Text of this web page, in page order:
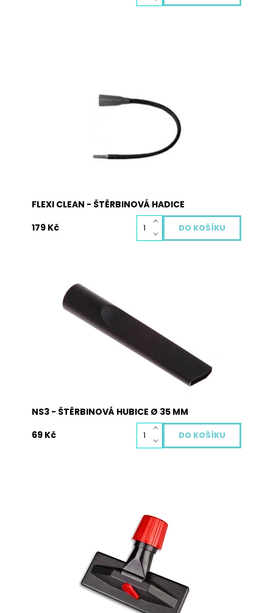
hadice. Vnitřní průměr: 27 až 38 mm
Skladem
FLEXI CLEAN - ŠTĚRBINOVÁ HADICE
179 Kč
Štěrbinový nástavec NS3 je univerzální pro
všechny druhy vysavačů s teleskopickou tyčí
vysavače o Ø 35mm kulatého tvaru.
Vyprodáno
4032
NS3 - ŠTĚRBINOVÁ HUBICE Ø 35 MM
69 Kč
Univerzální JOLLY Hubice k vysavači s lapačem
zvířecí srsti na čalounění pro všechny druhy
vysavačů s teleskopickou tyčí vysavače o
průměru 28 až 37mm kulatého tvaru.
Skladem
4013